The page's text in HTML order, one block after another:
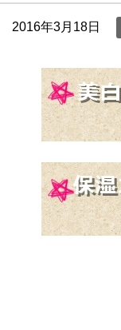
2016年3月18日